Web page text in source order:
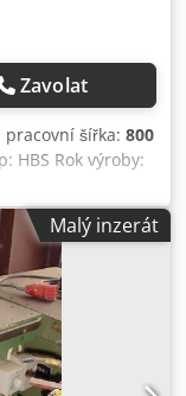
Zavolat
pracovní šířka: 800
HBS Rok výroby:
pro leštění
šířka: 800
– vlevo
je snímána
šířka 820 x
vpřed a vzad
dráha B 820
/ 400 V / 50 Hz
Malý inzerát